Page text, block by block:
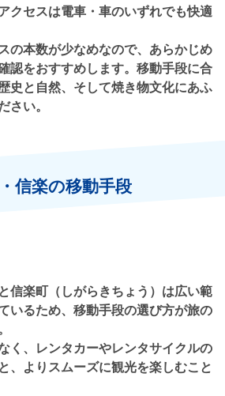
クセスは電車・車のいずれでも快適
の本数が少なめなので、あらかじめ
認をおすすめします。移動手段に合
史と自然、そして焼き物文化にあふ
さい。
信楽の移動手段
信楽町（しがらきちょう）は広い範
いるため、移動手段の選び方が旅の
く、レンタカーやレンタサイクルの
、よりスムーズに観光を楽しむこと